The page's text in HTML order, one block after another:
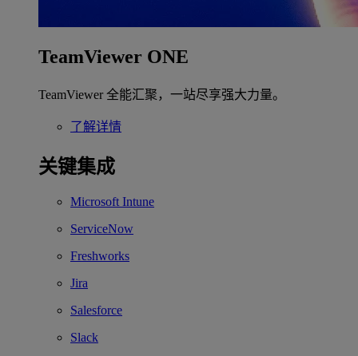
TeamViewer ONE
TeamViewer 全能汇聚，一站尽享强大力量。
了解详情
关键集成
Microsoft Intune
ServiceNow
Freshworks
Jira
Salesforce
Slack